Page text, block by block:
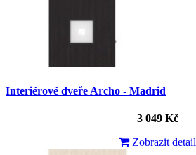
Interiérové dveře Archo - Madrid
3 049 Kč
Zobrazit detail